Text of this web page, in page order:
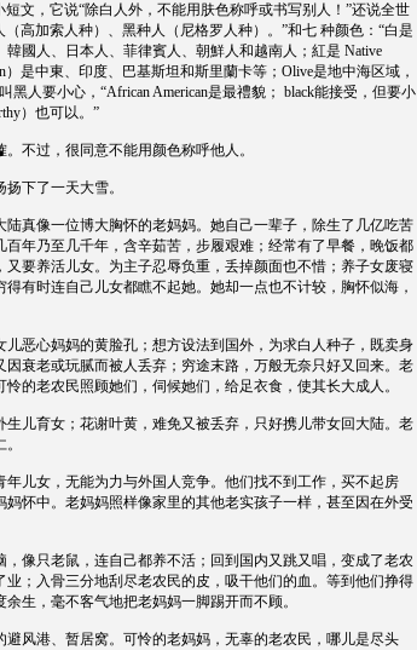
短文，它说“除白人外，不能用肤色称呼或书写别人！”还说全世
高加索人种）、黑种人（尼格罗人种）。”和七 种颜色：“白是
國人、日本人、菲律賓人、朝鮮人和越南人；紅是 Native
）是中東、印度、巴基斯坦和斯里蘭卡等； Olive是地中海区域，
黑人要小心，“African American是最禮貌； black能接受，但要小
）也可以。”
不过，很同意不能用颜色称呼他人。
下了一天大雪。
真像一位博大胸怀的老妈妈。她自己一辈子，除生了几亿吃苦
年乃至几千年，含辛茹苦，步履艰难；经常有了早餐，晚饭都
要养活儿女。为主子忍辱负重，丢掉颜面也不惜；养子女废寝
有时连自己儿女都瞧不起她。她却一点也不计较，胸怀似海，
恶心妈妈的黄脸孔；想方设法到国外，为求白人种子，既卖身
衰老或玩腻而被人丢弃；穷途末路，万般无奈只好又回来。老
的老农民照顾她们，伺候她们，给足衣食，使其长大成人。
儿育女；花谢叶黄，难免又被丢弃，只好携儿带女回大陆。老
儿女，无能为力与外国人竞争。他们找不到工作，买不起房
怀中。老妈妈照样像家里的其他老实孩子一样，甚至因在外受
像只老鼠，连自己都养不活；回到国内又跳又唱，变成了老农
；入骨三分地刮尽老农民的皮，吸干他们的血。等到他们挣得
生，毫不客气地把老妈妈一脚踢开而不顾。
风港、暂居窝。可怜的老妈妈，无辜的老农民，哪儿是尽头